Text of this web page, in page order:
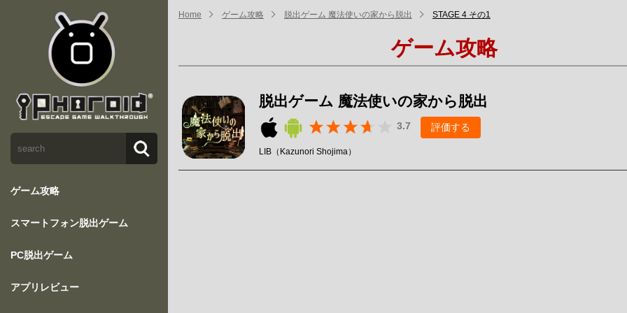
ゲーム攻略
スマートフォン脱出ゲーム
PC脱出ゲーム
アプリレビュー
Home ゲーム攻略 脱出ゲーム 魔法使いの家から脱出 STAGE 4 その1
ゲーム攻略
脱出ゲーム 魔法使いの家から脱出
3.7 評価する
LIB（Kazunori Shojima）